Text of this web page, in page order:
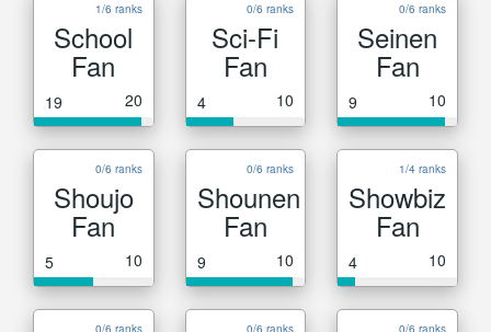
1/6 ranks
School
Fan
19 20
0/6 ranks
Sci-Fi
Fan
4 10
0/6 ranks
Seinen
Fan
9 10
0/6 ranks
Shoujo
Fan
5 10
0/6 ranks
Shounen
Fan
9 10
1/4 ranks
Showbiz
Fan
4 10
0/6 ranks 0/6 ranks 0/6 ranks